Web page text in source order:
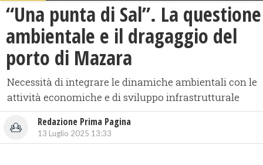
“Una punta di Sal”. La questione
ambientale e il dragaggio del
porto di Mazara
Necessità di integrare le dinamiche ambientali con le
attività economiche e di sviluppo infrastrutturale
Redazione Prima Pagina
13 Luglio 2025 13:33